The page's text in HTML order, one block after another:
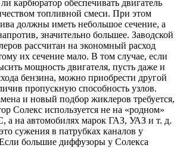
ли карбюратор обеспечивать двигатель
топливной смеси. При этом
должны иметь небольшое сечение, а
значительно большее. Заводской
рассчитан на экономный расход
их сечение мало. В том случае, если
мощность двигателя, пусть даже и
бензина, можно приобрести другой
пропускную способность узлов.
и новый подбор жиклеров требуется,
Солекс используется не на «родном»
а на автомобилях марок ГАЗ, УАЗ и т. д.
сужения в патрубках каналов у
большие диффузоры у Солекса